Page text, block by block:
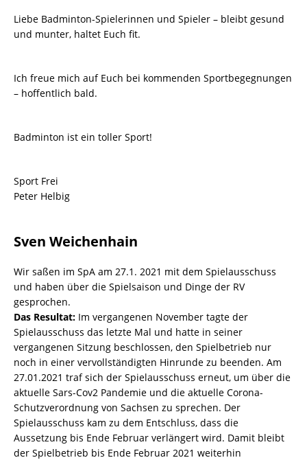
Liebe Badminton-Spielerinnen und Spieler – bleibt gesund
und munter, haltet Euch fit.
Ich freue mich auf Euch bei kommenden Sportbegegnungen
– hoffentlich bald.
Badminton ist ein toller Sport!
Sport Frei
Peter Helbig
Sven Weichenhain
Wir saßen im SpA am 27.1. 2021 mit dem Spielausschuss
und haben über die Spielsaison und Dinge der RV
gesprochen.
Das Resultat: Im vergangenen November tagte der
Spielausschuss das letzte Mal und hatte in seiner
vergangenen Sitzung beschlossen, den Spielbetrieb nur
noch in einer vervollständigten Hinrunde zu beenden. Am
27.01.2021 traf sich der Spielausschuss erneut, um über die
aktuelle Sars-Cov2 Pandemie und die aktuelle Corona-
Schutzverordnung von Sachsen zu sprechen. Der
Spielausschuss kam zu dem Entschluss, dass die
Aussetzung bis Ende Februar verlängert wird. Damit bleibt
der Spielbetrieb bis Ende Februar 2021 weiterhin